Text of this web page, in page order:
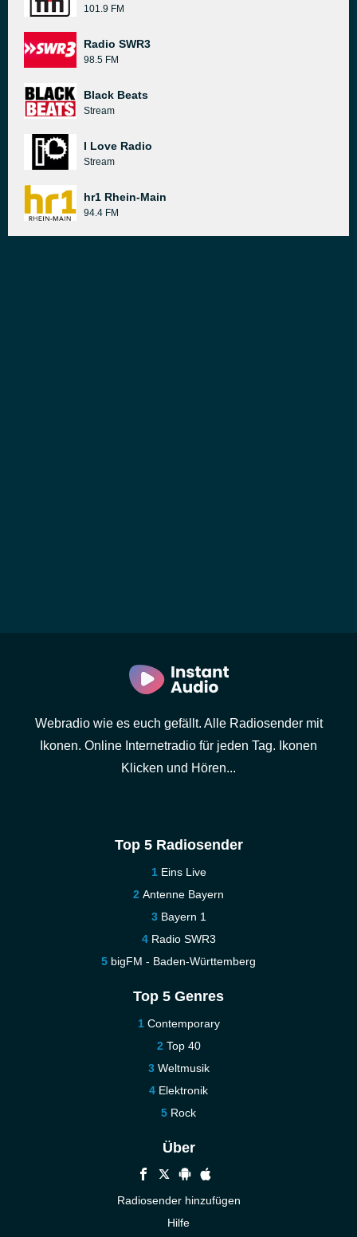
101.9 FM
Radio SWR3
98.5 FM
Black Beats
Stream
I Love Radio
Stream
hr1 Rhein-Main
94.4 FM
Webradio wie es euch gefällt. Alle Radiosender mit
Ikonen. Online Internetradio für jeden Tag. Ikonen
Klicken und Hören...
Top 5 Radiosender
Eins Live
Antenne Bayern
Bayern 1
Radio SWR3
bigFM - Baden-Württemberg
Top 5 Genres
Contemporary
Top 40
Weltmusik
Elektronik
Rock
Über
Radiosender hinzufügen
Hilfe